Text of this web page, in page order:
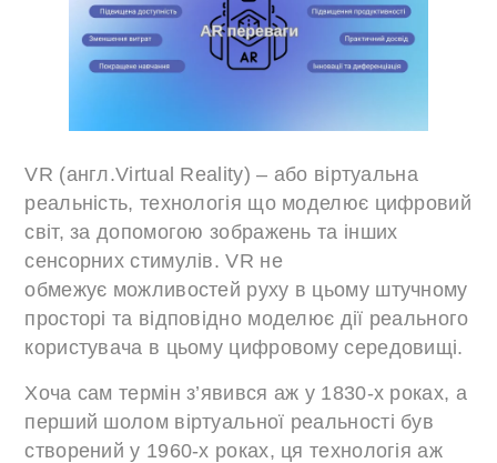
VR (англ.Virtual Reality) – або віртуальна
реальність, технологія що моделює цифровий
світ, за допомогою зображень та інших
сенсорних стимулів. VR не
обмежує можливостей руху в цьому штучному
просторі та відповідно моделює дії реального
користувача в цьому цифровому середовищі.
Хоча сам термін з’явився аж у 1830-х роках, а
перший шолом віртуальної реальності був
створений у 1960-х роках, ця технологія аж